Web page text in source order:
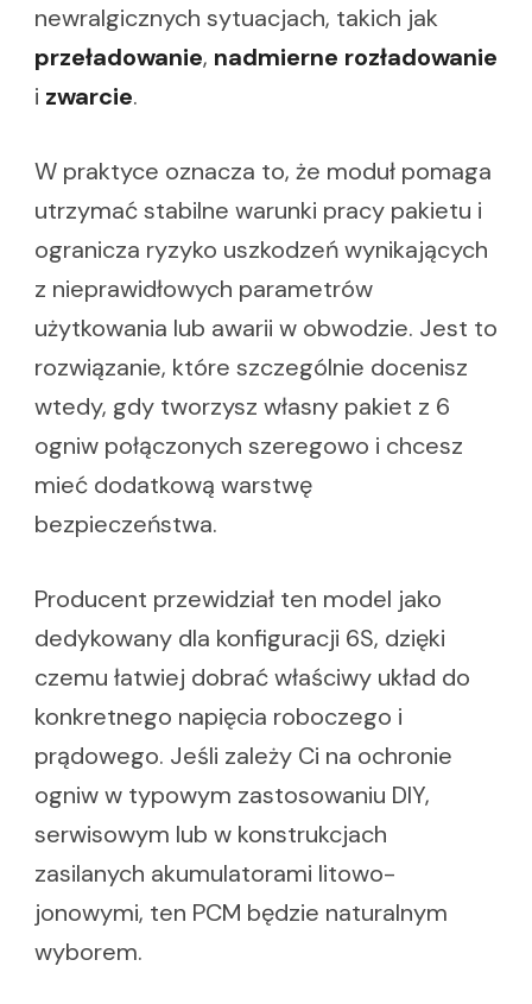
newralgicznych sytuacjach, takich jak
przeładowanie, nadmierne rozładowanie
i zwarcie.
W praktyce oznacza to, że moduł pomaga
utrzymać stabilne warunki pracy pakietu i
ogranicza ryzyko uszkodzeń wynikających
z nieprawidłowych parametrów
użytkowania lub awarii w obwodzie. Jest to
rozwiązanie, które szczególnie docenisz
wtedy, gdy tworzysz własny pakiet z 6
ogniw połączonych szeregowo i chcesz
mieć dodatkową warstwę
bezpieczeństwa.
Producent przewidział ten model jako
dedykowany dla konfiguracji 6S, dzięki
czemu łatwiej dobrać właściwy układ do
konkretnego napięcia roboczego i
prądowego. Jeśli zależy Ci na ochronie
ogniw w typowym zastosowaniu DIY,
serwisowym lub w konstrukcjach
zasilanych akumulatorami litowo-
jonowymi, ten PCM będzie naturalnym
wyborem.